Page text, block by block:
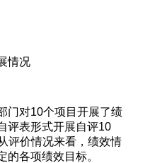
情况
门对10个项目开展了绩
评表形式开展自评10
评价情况来看，绩效情
的各项绩效目标。